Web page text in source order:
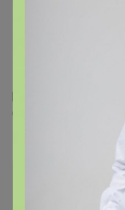
Пристрою вот
размер 98-104-по
С этикетками
Гений